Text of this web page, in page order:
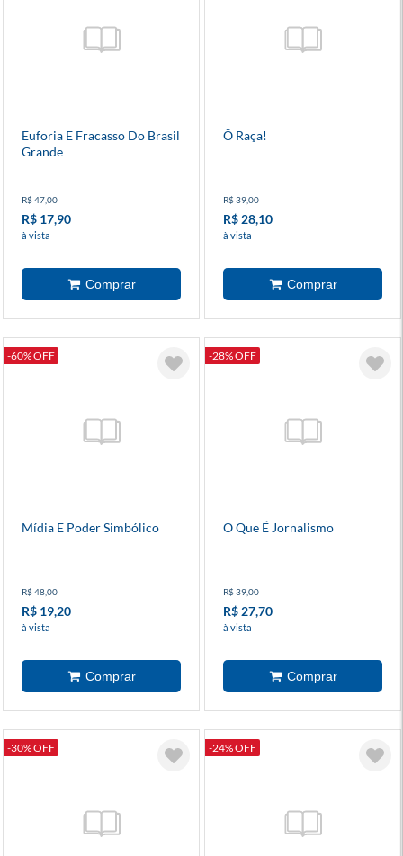
Euforia E Fracasso Do Brasil
Grande
R$ 47,00
R$ 17,90
à vista
Ô Raça!
R$ 39,00
R$ 28,10
à vista
-60% OFF
Mídia E Poder Simbólico
R$ 48,00
R$ 19,20
à vista
-28% OFF
O Que É Jornalismo
R$ 39,00
R$ 27,70
à vista
-30% OFF -24% OFF